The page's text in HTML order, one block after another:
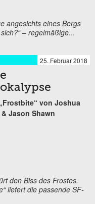
angesichts eines Bergs
– regelmäßige...
25. Februar 2018
von Joshua
Jason Shawn
den Biss des Frostes.
liefert die passende SF-